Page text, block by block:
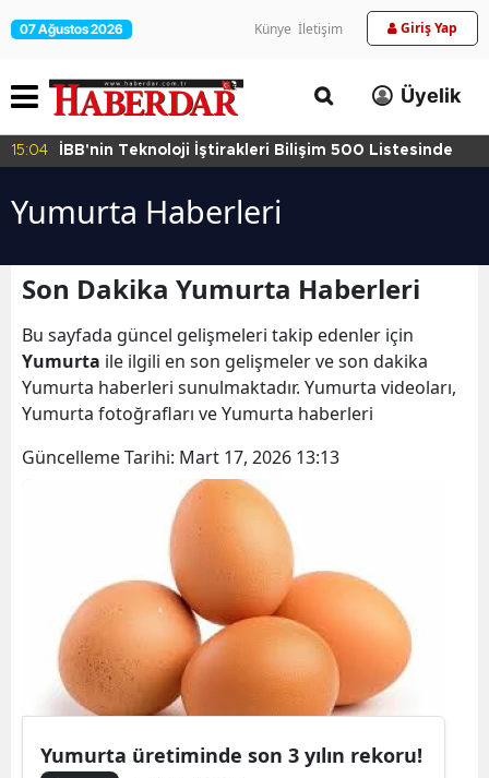
07 Ağustos 2026 Künye İletişim Giriş Yap
Üyelik
15:04 İBB'nin Teknoloji İştirakleri Bilişim 500 Listesinde
Yumurta Haberleri
Son Dakika Yumurta Haberleri
Bu sayfada güncel gelişmeleri takip edenler için
Yumurta ile ilgili en son gelişmeler ve son dakika
Yumurta haberleri sunulmaktadır. Yumurta videoları,
Yumurta fotoğrafları ve Yumurta haberleri
Güncelleme Tarihi: Mart 17, 2026 13:13
Yumurta üretiminde son 3 yılın rekoru!